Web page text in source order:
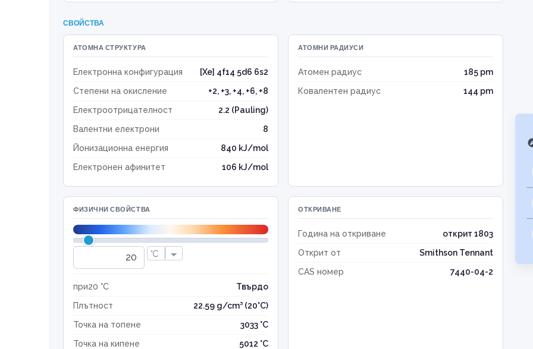
СВОЙСТВА
АТОМНА СТРУКТУРА
Електронна конфигурация
[Xe] 4f14 5d6 6s2
Степени на окисление
+2, +3, +4, +6, +8
Електроотрицателност
2.2 (Pauling)
Валентни електрони
8
Йонизационна енергия
840 kJ/mol
Електронен афинитет
106 kJ/mol
АТОМНИ РАДИУСИ
Атомен радиус
185 pm
Ковалентен радиус
144 pm
ФИЗИЧНИ СВОЙСТВА
при20 °C
Твърдо
Плътност
22.59 g/cm³ (20°C)
Точка на топене
3033 °C
Точка на кипене
5012 °C
ОТКРИВАНЕ
Година на откриване
открит 1803
Открит от
Smithson Tennant
CAS номер
7440-04-2